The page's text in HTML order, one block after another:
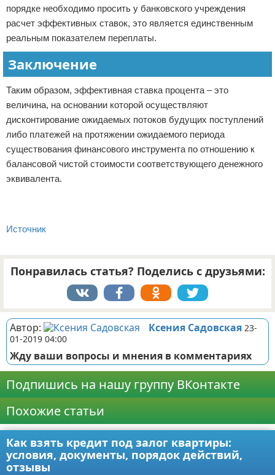
порядке необходимо просить у банковского учреждения
расчет эффективных ставок, это является единственным
реальным показателем переплаты.
Заключение
Таким образом, эффективная ставка процента – это
величина, на основании которой осуществляют
дисконтирование ожидаемых потоков будущих поступлений
либо платежей на протяжении ожидаемого периода
существования финансового инструмента по отношению к
балансовой чистой стоимости соответствующего денежного
эквивалента.
Источник
Понравилась статья? Поделись с друзьями:
Автор: Ксения Садовская 23-
01-2019 04:00
Жду ваши вопросы и мнения в комментариях
Подпишись на нашу группу ВКонтакте
Похожие статьи
Как взять кредит под залог квартиры:
условия, документы, порядок действий,
отзывы